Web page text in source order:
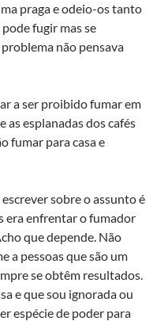
praga e odeio-os tanto
fugir mas se
não pensava
a ser proibido fumar em
as esplanadas dos cafés
fumar para casa e
sobre o assunto é
era enfrentar o fumador
que depende. Não
a pessoas que são um
se obtêm resultados.
e que sou ignorada ou
espécie de poder para